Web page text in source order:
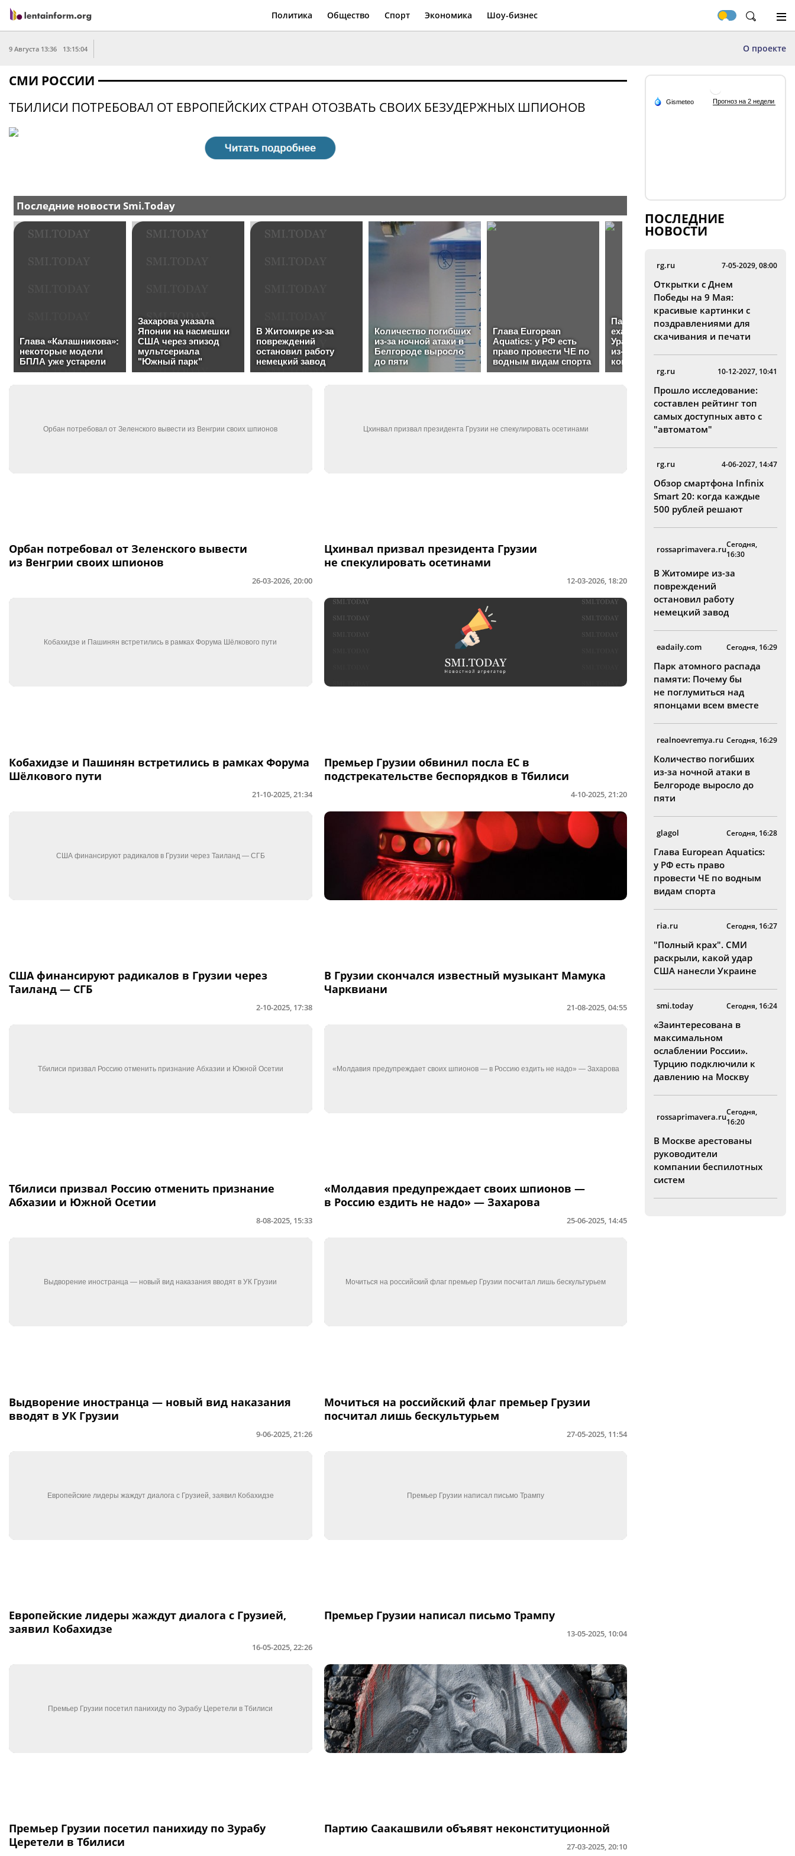
Политика Общество Спорт Экономика Шоу-бизнес
9 Августа 13:36 13:15:04 О проекте
СМИ РОССИИ
ТБИЛИСИ ПОТРЕБОВАЛ ОТ ЕВРОПЕЙСКИХ СТРАН ОТОЗВАТЬ СВОИХ БЕЗУДЕРЖНЫХ ШПИОНОВ
Орбан потребовал от Зеленского вывести
из Венгрии своих шпионов
26-03-2026, 20:00
Цхинвал призвал президента Грузии
не спекулировать осетинами
12-03-2026, 18:20
Кобахидзе и Пашинян встретились в рамках Форума
Шёлкового пути
21-10-2025, 21:34
Премьер Грузии обвинил посла ЕС в
подстрекательстве беспорядков в Тбилиси
4-10-2025, 21:20
США финансируют радикалов в Грузии через
Таиланд — СГБ
2-10-2025, 17:38
В Грузии скончался известный музыкант Мамука
Чарквиани
21-08-2025, 04:55
Тбилиси призвал Россию отменить признание
Абхазии и Южной Осетии
8-08-2025, 15:33
«Молдавия предупреждает своих шпионов —
в Россию ездить не надо» — Захарова
25-06-2025, 14:45
Выдворение иностранца — новый вид наказания
вводят в УК Грузии
9-06-2025, 21:26
Мочиться на российский флаг премьер Грузии
посчитал лишь бескультурьем
27-05-2025, 11:54
Европейские лидеры жаждут диалога с Грузией,
заявил Кобахидзе
16-05-2025, 22:26
Премьер Грузии написал письмо Трампу
13-05-2025, 10:04
Премьер Грузии посетил панихиду по Зурабу
Церетели в Тбилиси
Партию Саакашвили объявят неконституционной
27-03-2025, 20:10
ПОСЛЕДНИЕ
НОВОСТИ
rg.ru 7-05-2029, 08:00
Открытки с Днем
Победы на 9 Мая:
красивые картинки с
поздравлениями для
скачивания и печати
rg.ru 10-12-2027, 10:41
Прошло исследование:
составлен рейтинг топ
самых доступных авто с
"автоматом"
rg.ru 4-06-2027, 14:47
Обзор смартфона Infinix
Smart 20: когда каждые
500 рублей решают
rossaprimavera.ruСегодня,
16:30
В Житомире из-за
повреждений
остановил работу
немецкий завод
eadaily.com Сегодня, 16:29
Парк атомного распада
памяти: Почему бы
не поглумиться над
японцами всем вместе
realnoevremya.ru Сегодня, 16:29
Количество погибших
из-за ночной атаки в
Белгороде выросло до
пяти
glagol Сегодня, 16:28
Глава European Aquatics:
у РФ есть право
провести ЧЕ по водным
видам спорта
ria.ru Сегодня, 16:27
"Полный крах". СМИ
раскрыли, какой удар
США нанесли Украине
smi.today Сегодня, 16:24
«Заинтересована в
максимальном
ослаблении России».
Турцию подключили к
давлению на Москву
rossaprimavera.ruСегодня,
16:20
В Москве арестованы
руководители
компании беспилотных
систем